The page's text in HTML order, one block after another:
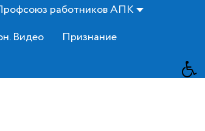
работников АПК
Видео
Признание